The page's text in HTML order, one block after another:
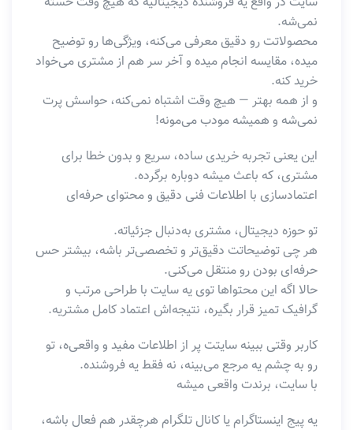
نمی‌شه.
محصولاتت رو دقیق معرفی می‌کنه، ویژگی‌ها رو توضیح
میده، مقایسه انجام میده و آخر سر هم از مشتری می‌خواد
خرید کنه.
و از همه بهتر — هیچ وقت اشتباه نمی‌کنه، حواسش پرت
نمی‌شه و همیشه مودب می‌مونه!
این یعنی تجربه خریدی ساده، سریع و بدون خطا برای
مشتری، که باعث میشه دوباره برگرده.
اعتمادسازی با اطلاعات فنی دقیق و محتوای حرفه‌ای
تو حوزه دیجیتال، مشتری به‌دنبال جزئیاته.
هر چی توضیحاتت دقیق‌تر و تخصصی‌تر باشه، بیشتر حس
حرفه‌ای بودن رو منتقل می‌کنی.
حالا اگه این محتواها توی یه سایت با طراحی مرتب و
گرافیک تمیز قرار بگیره، نتیجه‌اش اعتماد کامل مشتریه.
کاربر وقتی ببینه سایتت پر از اطلاعات مفید و واقعی‌ه، تو
رو به چشم یه مرجع می‌بینه، نه فقط یه فروشنده.
با سایت، برندت واقعی میشه
یه پیج اینستاگرام یا کانال تلگرام هرچقدر هم فعال باشه،